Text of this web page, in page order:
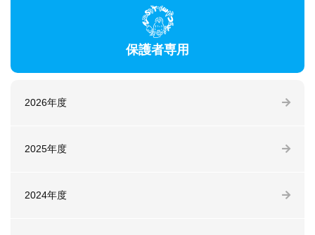
保護者専用
2026年度
2025年度
2024年度